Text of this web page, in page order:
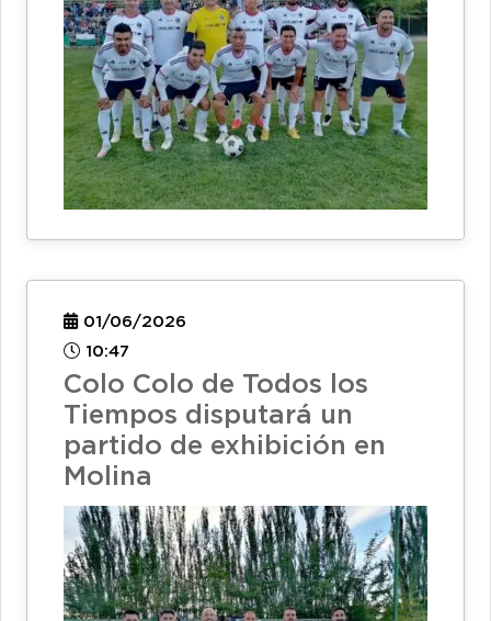
01/06/2026
10:47
Colo Colo de Todos los
Tiempos disputará un
partido de exhibición en
Molina